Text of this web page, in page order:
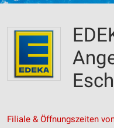
Filiale & Öffnungszeiten